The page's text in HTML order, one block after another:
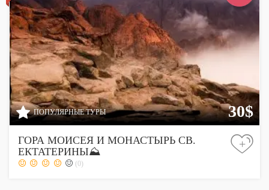
ПОПУЛЯРНЫЕ ТУРЫ 30$
ГОРА МОИСЕЯ И МОНАСТЫРЬ СВ.
ЕКТАТЕРИНЫ⛰
(0)
+